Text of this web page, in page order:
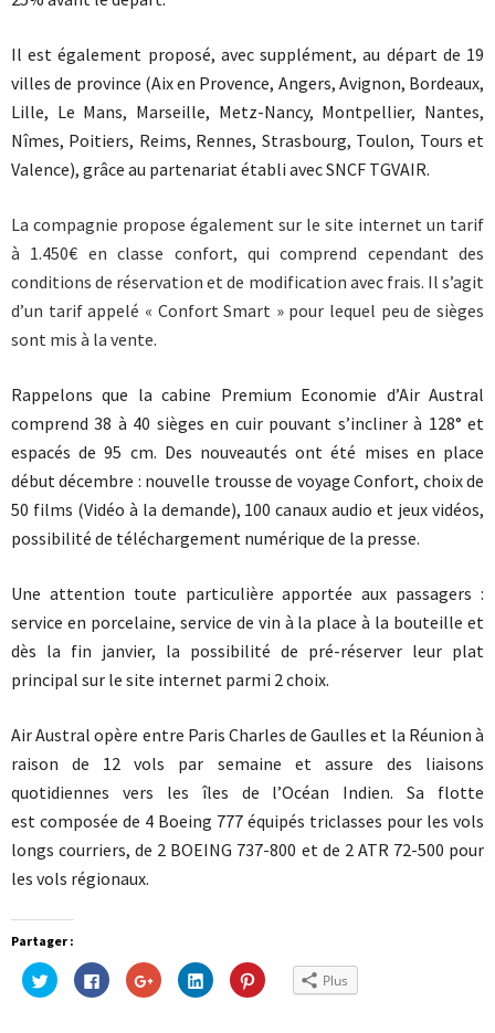
Il est également proposé, avec supplément, au départ de 19
villes de province (Aix en Provence, Angers, Avignon, Bordeaux,
Lille, Le Mans, Marseille, Metz-Nancy, Montpellier, Nantes,
Nîmes, Poitiers, Reims, Rennes, Strasbourg, Toulon, Tours et
Valence), grâce au partenariat établi avec SNCF TGVAIR.
La compagnie propose également sur le site internet un tarif
à 1.450€ en classe confort, qui comprend cependant des
conditions de réservation et de modification avec frais. Il s’agit
d’un tarif appelé « Confort Smart » pour lequel peu de sièges
sont mis à la vente.
Rappelons que la cabine Premium Economie d’Air Austral
comprend 38 à 40 sièges en cuir pouvant s’incliner à 128° et
espacés de 95 cm. Des nouveautés ont été mises en place
début décembre : nouvelle trousse de voyage Confort, choix de
50 films (Vidéo à la demande), 100 canaux audio et jeux vidéos,
possibilité de téléchargement numérique de la presse.
Une attention toute particulière apportée aux passagers :
service en porcelaine, service de vin à la place à la bouteille et
dès la fin janvier, la possibilité de pré-réserver leur plat
principal sur le site internet parmi 2 choix.
Air Austral opère entre Paris Charles de Gaulles et la Réunion à
raison de 12 vols par semaine et assure des liaisons
quotidiennes vers les îles de l’Océan Indien. Sa flotte
est composée de 4 Boeing 777 équipés triclasses pour les vols
longs courriers, de 2 BOEING 737-800 et de 2 ATR 72-500 pour
les vols régionaux.
Partager :
Cliquez
pour
partager
Cliquez
pour
partager
Cliquez
pour
partager
Cliquez
pour
partager
Cliquez
pour Plus